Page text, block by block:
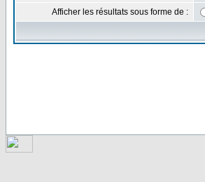
Afficher les résultats sous forme de :